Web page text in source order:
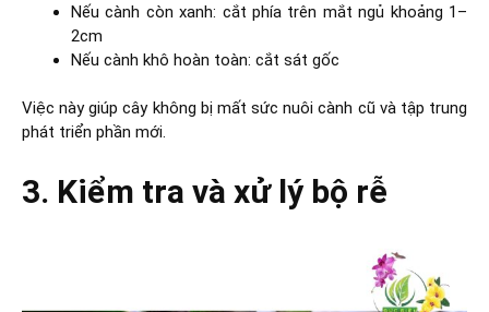
Nếu cành còn xanh: cắt phía trên mắt ngủ khoảng 1–
2cm
Nếu cành khô hoàn toàn: cắt sát gốc
Việc này giúp cây không bị mất sức nuôi cành cũ và tập trung
phát triển phần mới.
3. Kiểm tra và xử lý bộ rễ